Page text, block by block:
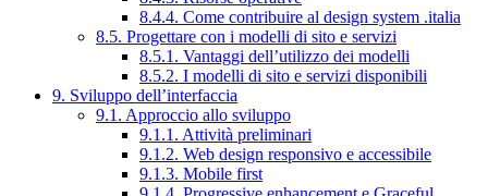
8.4.4. Come contribuire al design system .italia
8.5. Progettare con i modelli di sito e servizi
8.5.1. Vantaggi dell’utilizzo dei modelli
8.5.2. I modelli di sito e servizi disponibili
9. Sviluppo dell’interfaccia
9.1. Approccio allo sviluppo
9.1.1. Attività preliminari
9.1.2. Web design responsivo e accessibile
9.1.3. Mobile first